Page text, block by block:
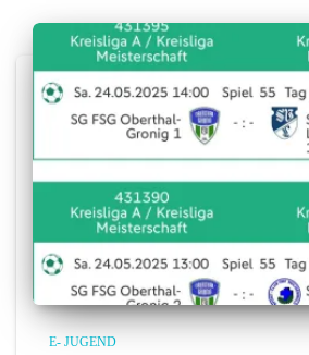
E- JUGEND